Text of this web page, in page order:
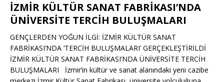
İZMİR KÜLTÜR SANAT FABRİKASI’NDA
ÜNİVERSİTE TERCİH BULUŞMALARI
GENÇLERDEN YOĞUN İLGİ: İZMİR KÜLTÜR SANAT
FABRİKASI’NDA ‘TERCİH BULUŞMALARI’ GERÇEKLEŞTİRİLDİ
İZMİR KÜLTÜR SANAT FABRİKASI’NDA ÜNİVERSİTE TERCİH
BULUŞMALARI İzmir’in kültür ve sanat alanındaki yeni cazibe